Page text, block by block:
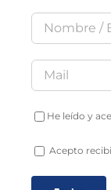
He leído y
Acepto